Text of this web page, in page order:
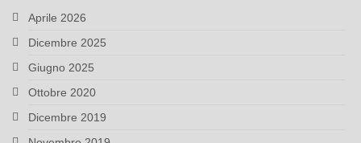
Aprile 2026
Dicembre 2025
Giugno 2025
Ottobre 2020
Dicembre 2019